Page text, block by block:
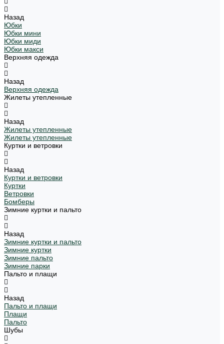
Назад
Юбки
Юбки мини
Юбки миди
Юбки макси
Верхняя одежда
Назад
Верхняя одежда
Жилеты утепленные
Назад
Жилеты утепленные
Жилеты утепленные
Куртки и ветровки
Назад
Куртки и ветровки
Куртки
Ветровки
Бомберы
Зимние куртки и пальто
Назад
Зимние куртки и пальто
Зимние куртки
Зимние пальто
Зимние парки
Пальто и плащи
Назад
Пальто и плащи
Плащи
Пальто
Шубы